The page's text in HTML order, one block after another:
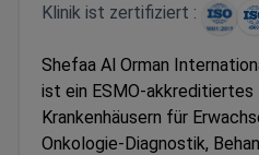
Klinik ist zertifiziert :
Shefaa Al Orman
ist ein ESMO-
Krankenhäusern für
Onkologie-Diagnostik,